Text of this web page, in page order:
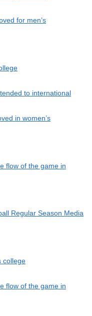
for men’s
to international
in women’s
flow of the game in
Regular Season Media
college
flow of the game in